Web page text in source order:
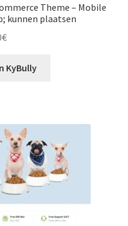
Theme – Mobile
kunnen plaatsen
€
KyBully